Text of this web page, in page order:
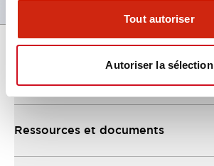
Tout autoriser
Autoriser la sélection
Ressources et documents